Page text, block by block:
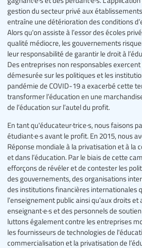
gestion du secteur privé aux
entraîne une détérioration des conditions
Alors qu'on assiste à l’essor des écoles
qualité médiocre, les gouvernements
leur responsabilité de garantir le droit à
Des entreprises non responsables
démesurée sur les politiques et les
pandémie de COVID-19 a exacerbé cette
transformer l’éducation en une
de l’éducation sur l’autel du profit.
En tant qu'éducateur·trice·s, nous faisons
étudiant·e·s avant le profit. En 2015, nous
Réponse mondiale à la privatisation et à la
et dans l’éducation. Par le biais de cette
efforçons de révéler et de contester les
des gouvernements, des organisations
des institutions financières internationales
l’enseignement public ainsi qu’aux droits
enseignant·e·s et des personnels de
luttons également contre les entreprises
les fournisseurs de technologies de
commercialisation et la privatisation de